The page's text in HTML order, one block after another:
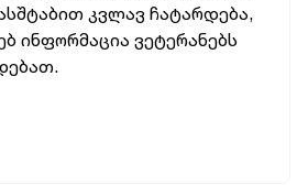
კვლავ ჩატარდება,
ინფორმაცია ვეტერანებს